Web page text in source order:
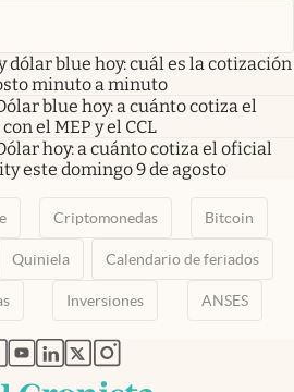
dólar blue hoy: cuál es la cotización
minuto a minuto
blue hoy: a cuánto cotiza el
el MEP y el CCL
hoy: a cuánto cotiza el oficial
este domingo 9 de agosto
Criptomonedas Bitcoin
Quiniela Calendario de feriados
Inversiones ANSES
abre en nueva pestaña
abre en nueva pestaña
abre en nueva pestaña
abre en nueva pestaña
abre en nueva pestaña